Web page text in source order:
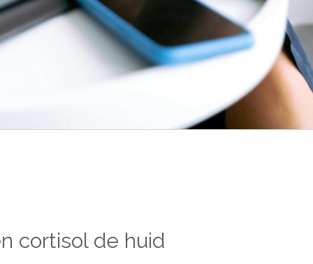
cortisol de huid